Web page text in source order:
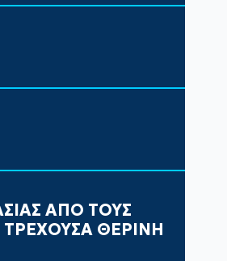
ΑΠΟ ΤΟΥΣ
ΘΕΡΙΝΗ